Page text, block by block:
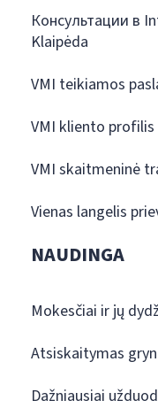
Консультации в
Klaipėda
VMI teikiamos
VMI kliento profilis
VMI skaitmeninė
Vienas langelis
NAUDINGA
Mokesčiai ir jų
Atsiskaitymas
Dažniausiai